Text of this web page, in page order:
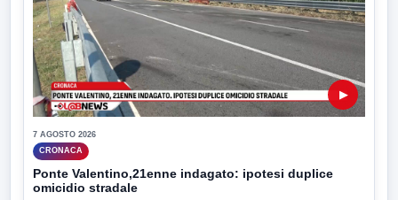
▶
7 AGOSTO 2026
CRONACA
Ponte Valentino,21enne indagato: ipotesi duplice
omicidio stradale